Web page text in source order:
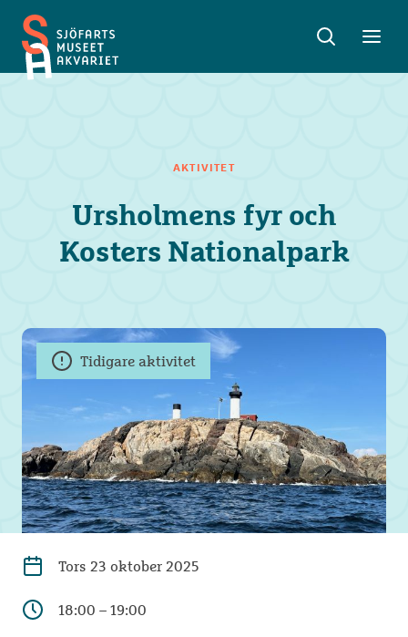
Sjöfartsmuseet
Akvariet
Toggle
AKTIVITET
Ursholmens fyr och
Kosters Nationalpark
Tidigare aktivitet
Tors 23 oktober 2025
18:00 – 19:00